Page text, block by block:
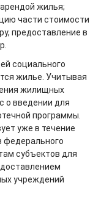
жилья;
части стоимости
предоставление в
социального
жилье. Учитывая
жилищных
о введении для
программы.
уже в течение
федерального
субъектов для
учреждений